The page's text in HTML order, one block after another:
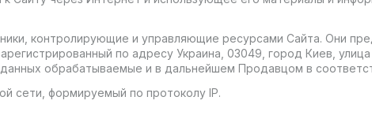
контролирующие и управляющие ресурсами Сайта. Они
по адресу Украина, 03049, город Киев, улица
обрабатываемые и в дальнейшем Продавцом в
сети, формируемый по протоколу IP.